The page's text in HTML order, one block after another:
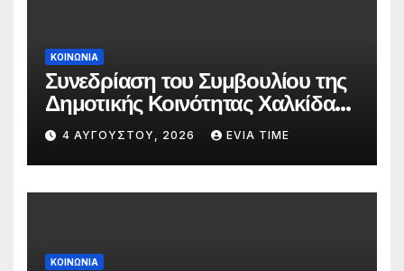
ΚΟΙΝΩΝΙΑ
Συνεδρίαση του Συμβουλίου της
Δημοτικής Κοινότητας Χαλκίδας
την 5 Αυγούστου
4 ΑΥΓΟΎΣΤΟΥ, 2026 EVIA TIME
ΚΟΙΝΩΝΙΑ